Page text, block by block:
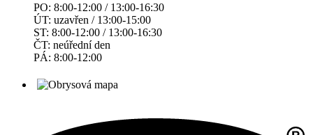
PO: 8:00-12:00 / 13:00-16:30
ÚT: uzavřen / 13:00-15:00
ST: 8:00-12:00 / 13:00-16:30
ČT: neúřední den
PÁ: 8:00-12:00